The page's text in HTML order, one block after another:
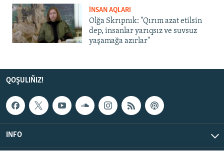
İNSAN AQLARI
Olğa Skrıpnık: "Qırım azat etilsin
dep, insanlar yarıqsız ve suvsuz
yaşamağa azırlar"
QOŞULIÑIZ!
INFO